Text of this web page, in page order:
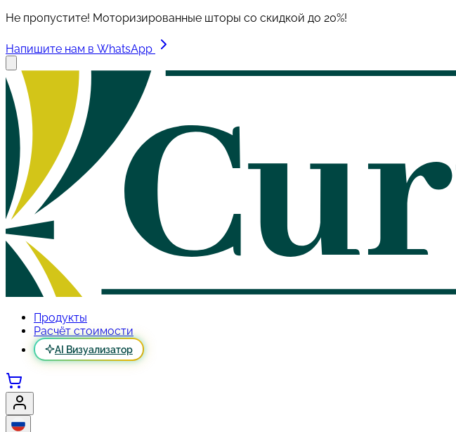
Не пропустите! Моторизированные шторы со скидкой до 20%!
Напишите нам в WhatsApp
Продукты
Расчёт стоимости
AI Визуализатор